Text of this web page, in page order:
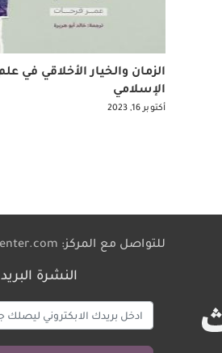
الزمان والخيار الأخلاقي في
الإسلامي
أكتوبر 16, 2023
للتواصل مع المركز:
النشرة